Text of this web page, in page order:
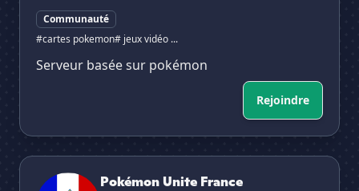
Communauté
#cartes pokemon# jeux vidéo ...
Serveur basée sur pokémon
Rejoindre
Pokémon Unite France
Pokémon Unite France